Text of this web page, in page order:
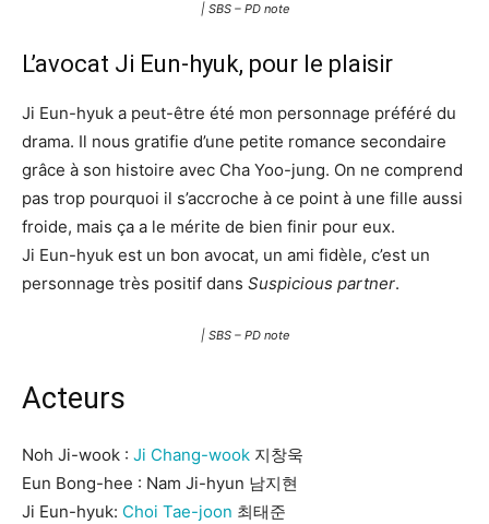
| SBS – PD note
L’avocat Ji Eun-hyuk, pour le plaisir
Ji Eun-hyuk a peut-être été mon personnage préféré du
drama. Il nous gratifie d’une petite romance secondaire
grâce à son histoire avec Cha Yoo-jung. On ne comprend
pas trop pourquoi il s’accroche à ce point à une fille aussi
froide, mais ça a le mérite de bien finir pour eux.
Ji Eun-hyuk est un bon avocat, un ami fidèle, c’est un
personnage très positif dans Suspicious partner.
| SBS – PD note
Acteurs
Noh Ji-wook : Ji Chang-wook 지창욱
Eun Bong-hee : Nam Ji-hyun 남지현
Ji Eun-hyuk: Choi Tae-joon 최태준